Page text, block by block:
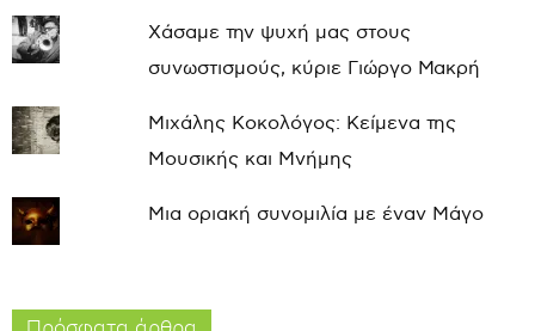
Χάσαμε την ψυχή μας στους
συνωστισμούς, κύριε Γιώργο Μακρή
Μιχάλης Κοκολόγος: Κείμενα της
Μουσικής και Μνήμης
Μια οριακή συνομιλία με έναν Μάγο